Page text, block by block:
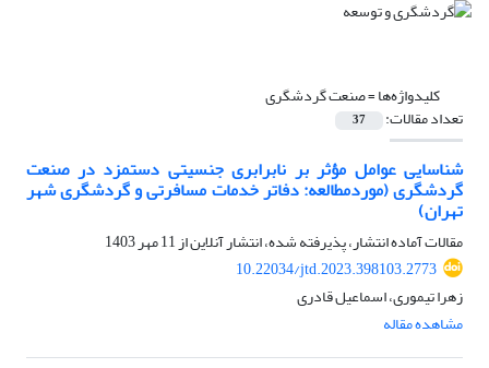
کلیدواژه‌ها =صنعت گردشگری
تعداد مقالات: 37
شناسایی عوامل مؤثر بر نابرابری جنسیتی دستمزد در صنعت
گردشگری (موردمطالعه: دفاتر خدمات مسافرتی و گردشگری شهر
تهران)
مقالات آماده انتشار، پذیرفته شده، انتشار آنلاین از11 مهر 1403
10.22034/jtd.2023.398103.2773
زهرا تیموری، اسماعیل قادری
مشاهده مقاله